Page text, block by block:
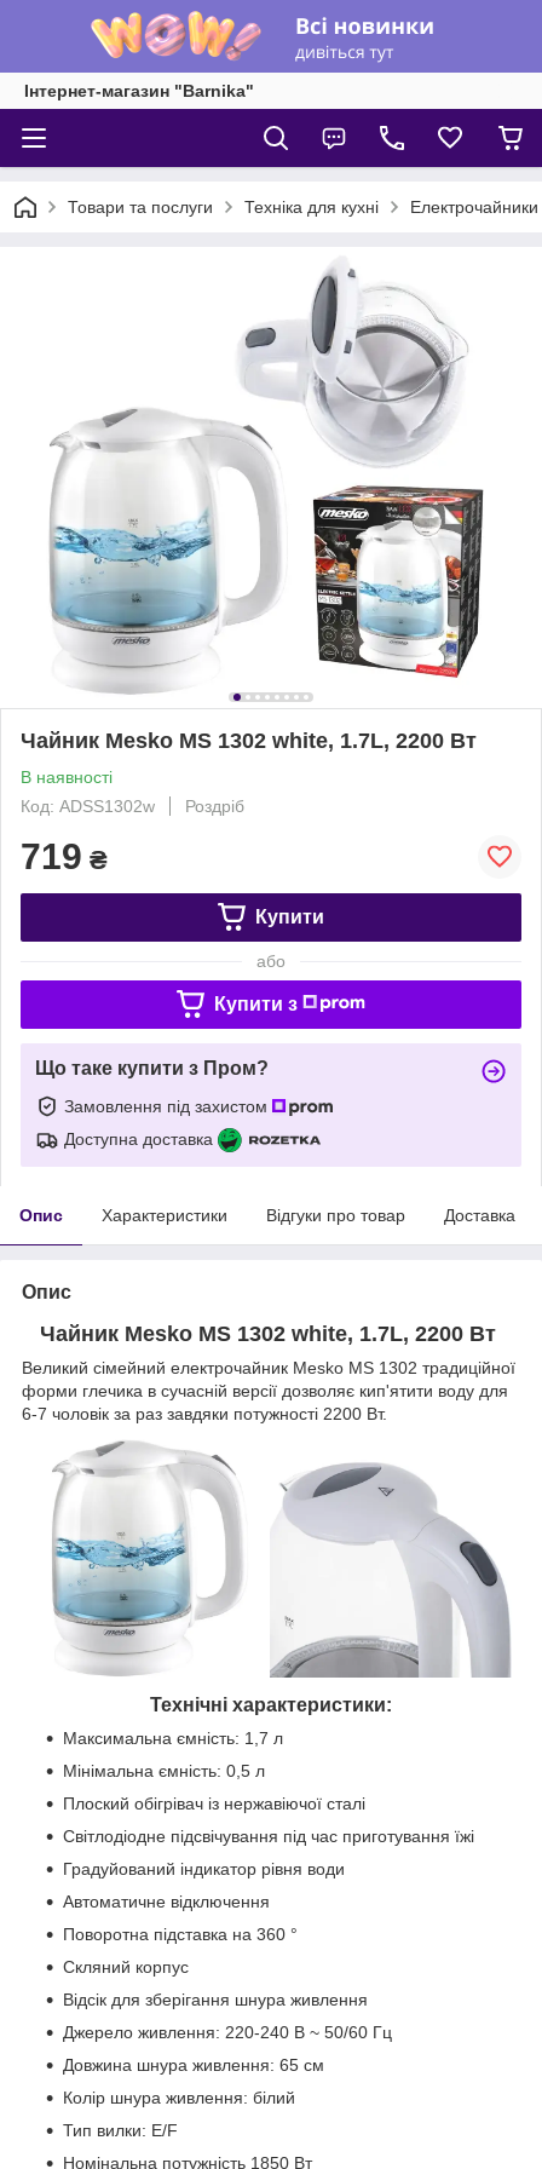
Інтернет-магазин "Barnika"
Товари та послуги Техніка для кухні
Чайник Mesko MS 1302 white, 1.7L, 2200 Вт
В наявності
Код: ADSS1302w
Роздріб
719 ₴
Купити
або
Купити з
Що таке купити з Пром?
Замовлення під захистом
Доступна доставка
Опис Характеристики Відгуки про товар Доставка
Опис
Чайник Mesko MS 1302 white, 1.7L, 2200 Вт
Великий сімейний електрочайник Mesko MS 1302 традиційної
форми глечика в сучасній версії дозволяє кип'ятити воду для
6-7 чоловік за раз завдяки потужності 2200 Вт.
Технічні характеристики:
Максимальна ємність: 1,7 л
Мінімальна ємність: 0,5 л
Плоский обігрівач із нержавіючої сталі
Світлодіодне підсвічування під час приготування їжі
Градуйований індикатор рівня води
Автоматичне відключення
Поворотна підставка на 360 °
Скляний корпус
Відсік для зберігання шнура живлення
Джерело живлення: 220-240 В ~ 50/60 Гц
Довжина шнура живлення: 65 см
Колір шнура живлення: білий
Тип вилки: E/F
Номінальна потужність 1850 Вт